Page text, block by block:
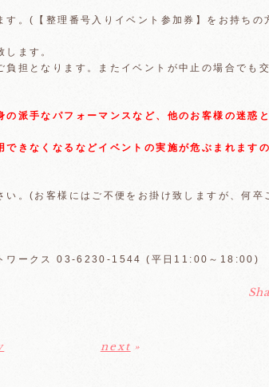
。(【整理番号入りイベント参加券】をお持ちの
ます。
担となります。またイベントが中止の場合でも
派手なパフォーマンスなど、他のお客様の迷惑
きなくなるなどイベントの実施が危ぶまれます
。(お客様にはご不便をお掛け致しますが、何卒
トワークス 03-6230-1544 (平日11:00～18:00)
next »